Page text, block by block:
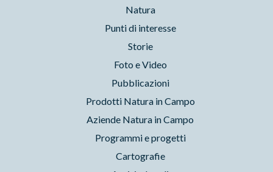
Natura
Punti di interesse
Storie
Foto e Video
Pubblicazioni
Prodotti Natura in Campo
Aziende Natura in Campo
Programmi e progetti
Cartografie